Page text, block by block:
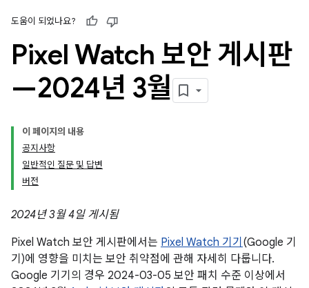
도움이 되었나요?
Pixel Watch 보안 게시판
—2024년 3월
이 페이지의 내용
공지사항
일반적인 질문 및 답변
버전
2024년 3월 4일 게시됨
Pixel Watch 보안 게시판에서는 Pixel Watch 기기 (Google 기
기)에 영향을 미치는 보안 취약점에 관해 자세히 다룹니다.
Google 기기의 경우 2024-03-05 보안 패치 수준 이상에서